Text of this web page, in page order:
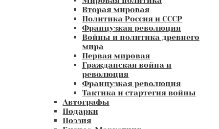
Вторая мировая
Политика Россия и СССР
Французкая революция
Войны и политика древнего
мира
Первая мировая
Гражданская война и
революция
Французкая революция
Тактика и стартегия войны
Автографы
Подарки
Поэзия